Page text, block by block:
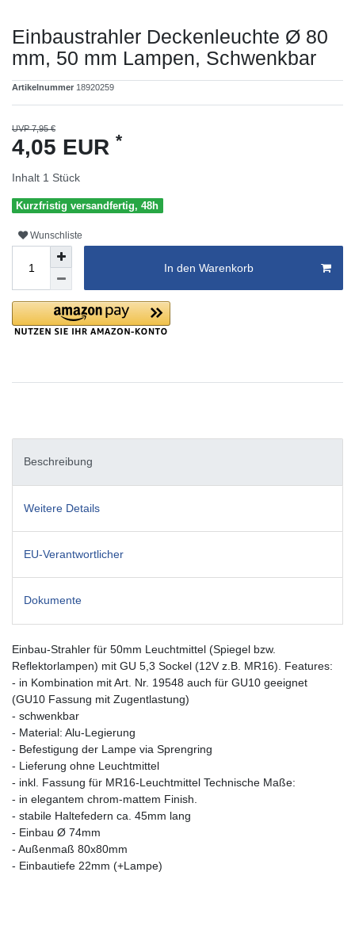
Einbaustrahler Deckenleuchte Ø 80
mm, 50 mm Lampen, Schwenkbar
Artikelnummer 18920259
UVP 7,95 €
4,05 EUR *
Inhalt 1 Stück
Kurzfristig versandfertig, 48h
Wunschliste
In den Warenkorb
Beschreibung
Weitere Details
EU-Verantwortlicher
Dokumente
Einbau-Strahler für 50mm Leuchtmittel (Spiegel bzw.
Reflektorlampen) mit GU 5,3 Sockel (12V z.B. MR16). Features:
- in Kombination mit Art. Nr. 19548 auch für GU10 geeignet
(GU10 Fassung mit Zugentlastung)
- schwenkbar
- Material: Alu-Legierung
- Befestigung der Lampe via Sprengring
- Lieferung ohne Leuchtmittel
- inkl. Fassung für MR16-Leuchtmittel Technische Maße:
- in elegantem chrom-mattem Finish.
- stabile Haltefedern ca. 45mm lang
- Einbau Ø 74mm
- Außenmaß 80x80mm
- Einbautiefe 22mm (+Lampe)